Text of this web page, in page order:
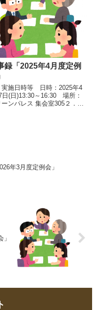
録「2025年4月度定例
実施日時等 日時：2025年4
日(日)13:30～16:30 場所：
ーンパレス 集会室305２．議
年3月度定例会」